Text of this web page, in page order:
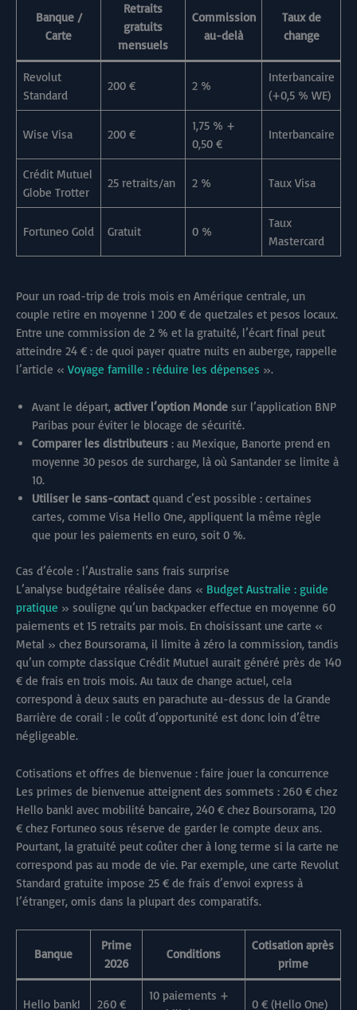
Banque /
Carte
Retraits
gratuits
mensuels
Commission
au-delà
Taux de
change
Revolut
Standard
200 € 2 %
Interbancaire
(+0,5 % WE)
Wise Visa 200 €
1,75 % +
0,50 €
Interbancaire
Crédit Mutuel
Globe Trotter
25 retraits/an 2 % Taux Visa
Fortuneo Gold Gratuit 0 %
Taux
Mastercard
Pour un road-trip de trois mois en Amérique centrale, un
couple retire en moyenne 1 200 € de quetzales et pesos locaux.
Entre une commission de 2 % et la gratuité, l’écart final peut
atteindre 24 € : de quoi payer quatre nuits en auberge, rappelle
l’article « Voyage famille : réduire les dépenses ».
Avant le départ, activer l’option Monde sur l’application BNP
Paribas pour éviter le blocage de sécurité.
Comparer les distributeurs : au Mexique, Banorte prend en
moyenne 30 pesos de surcharge, là où Santander se limite à
10.
Utiliser le sans-contactquand c’est possible : certaines
cartes, comme Visa Hello One, appliquent la même règle
que pour les paiements en euro, soit 0 %.
Cas d’école : l’Australie sans frais surprise
L’analyse budgétaire réalisée dans « Budget Australie : guide
pratique » souligne qu’un backpacker effectue en moyenne 60
paiements et 15 retraits par mois. En choisissant une carte «
Metal » chez Boursorama, il limite à zéro la commission, tandis
qu’un compte classique Crédit Mutuel aurait généré près de 140
€ de frais en trois mois. Au taux de change actuel, cela
correspond à deux sauts en parachute au-dessus de la Grande
Barrière de corail : le coût d’opportunité est donc loin d’être
négligeable.
Cotisations et offres de bienvenue : faire jouer la concurrence
Les primes de bienvenue atteignent des sommets : 260 € chez
Hello bank! avec mobilité bancaire, 240 € chez Boursorama, 120
€ chez Fortuneo sous réserve de garder le compte deux ans.
Pourtant, la gratuité peut coûter cher à long terme si la carte ne
correspond pas au mode de vie. Par exemple, une carte Revolut
Standard gratuite impose 25 € de frais d’envoi express à
l’étranger, omis dans la plupart des comparatifs.
Banque
Prime
2026
Conditions
Cotisation après
prime
Hello bank! 260 €
10 paiements +
0 € (Hello One)